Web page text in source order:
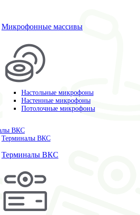
Микрофонные массивы
Настольные микрофоны
Настенные микрофоны
Потолочные микрофоны
ВКС
Терминалы ВКС
Терминалы ВКС